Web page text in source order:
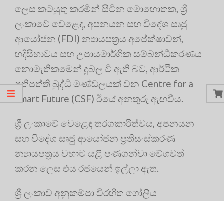
ලෙස කටයුතු කරමින් සිටින මොහොතක, ශ්‍රී
ලංකාවේ වෙළෙඳ, අපනයන සහ විදේශ සෘජු
ආයෝජන (FDI) න්‍යායපත්‍රය අපේක්ෂාවන්,
හදිසිභාවය සහ උපායමාර්ගික සම්බන්ධීකරණය
නොමැතිකමෙන් දුබල වී ඇති බව, ආර්ථික
ප්‍රතිපත්ති බුද්ධි මණ්ඩලයක් වන Centre for a
Smart Future (CSF) ඊයේ අනතුරු ඇඟවීය.
ශ්‍රී ලංකාවේ වෙළෙඳ තරගකාරීත්වය, අපනයන
සහ විදේශ සෘජු ආයෝජන ප්‍රතිසංස්කරණ
න්‍යායපත්‍රය වහාම යළි පණගන්වා වේගවත්
කරන ලෙස එය රජයෙන් ඉල්ලා ඇත.
ශ්‍රී ලංකාව අනුකම්පා විරහිත ගෝලීය